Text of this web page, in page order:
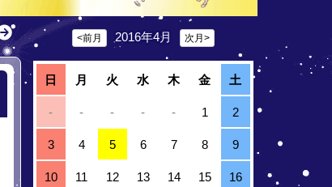
<前月 2016年4月 次月>
日 月 火 水 木 金 土
- - - - - 1 2
3 4 5 6 7 8 9
10 11 12 13 14 15 16